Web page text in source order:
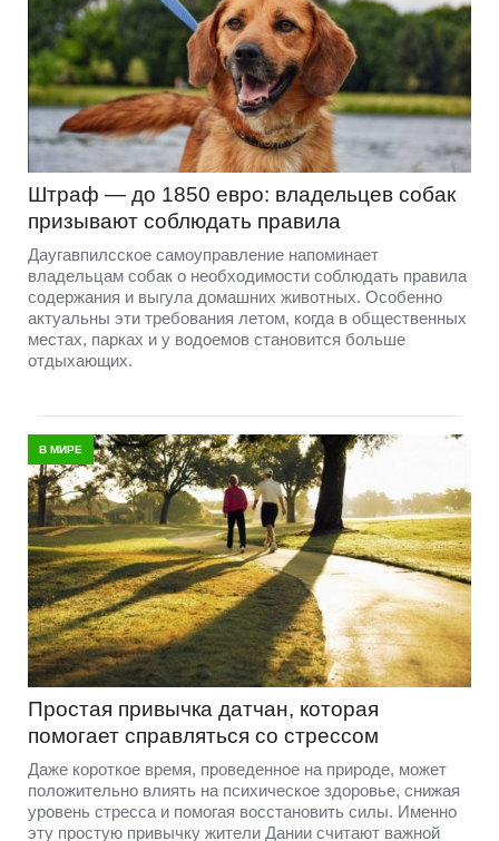
Штраф — до 1850 евро: владельцев собак
призывают соблюдать правила
Даугавпилсское самоуправление напоминает
владельцам собак о необходимости соблюдать правила
содержания и выгула домашних животных. Особенно
актуальны эти требования летом, когда в общественных
местах, парках и у водоемов становится больше
отдыхающих.
В МИРЕ
Простая привычка датчан, которая
помогает справляться со стрессом
Даже короткое время, проведенное на природе, может
положительно влиять на психическое здоровье, снижая
уровень стресса и помогая восстановить силы. Именно
эту простую привычку жители Дании считают важной